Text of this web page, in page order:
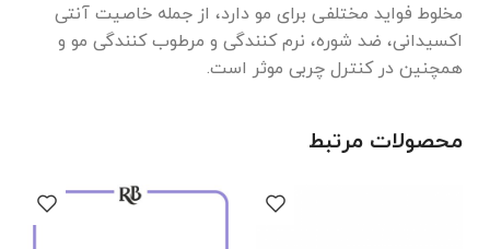
مخلوط فواید مختلفی برای مو دارد، از جمله خاصیت آنتی
اکسیدانی، ضد شوره، نرم کنندگی و مرطوب کنندگی مو و
همچنین در کنترل چربی موثر است.
محصولات مرتبط